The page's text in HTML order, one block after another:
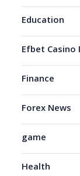
Education
Efbet Casino
Finance
Forex News
game
Health